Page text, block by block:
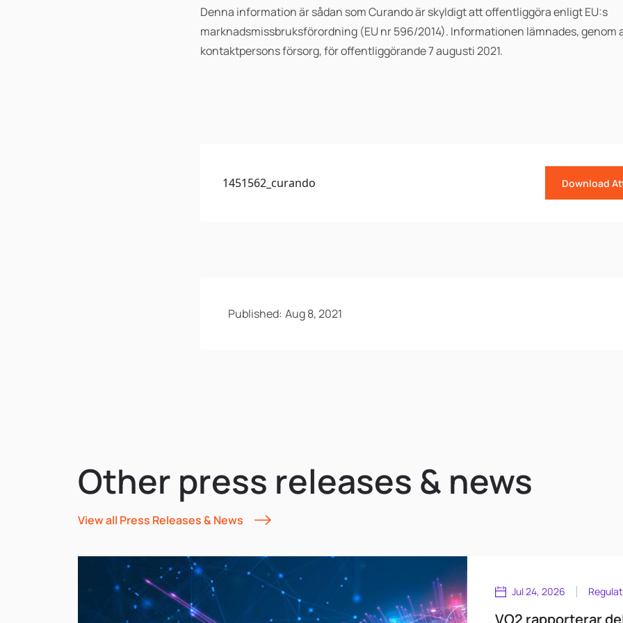
Denna information är sådan som Curando är skyldigt att offentliggöra enligt EU:s
marknadsmissbruksförordning (EU nr 596/2014). Informationen lämnades, genom
kontaktpersons försorg, för offentliggörande 7 augusti 2021.
1451562_curando Download
Published: Aug 8, 2021
Other press releases & news
View all Press Releases & News
Jul 24, 2026